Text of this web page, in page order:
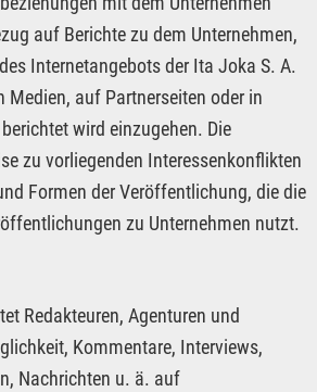
auf Berichte zu dem Unternehmen,
Internetangebots der Ita Joka S. A.
Medien, auf Partnerseiten oder in
wird einzugehen. Die
zu vorliegenden Interessenkonflikten
Formen der Veröffentlichung, die die
zu Unternehmen nutzt.
Redakteuren, Agenturen und
Kommentare, Interviews,
Nachrichten u. ä. auf